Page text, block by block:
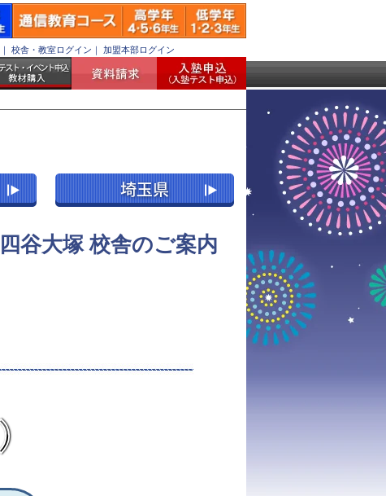
｜ 校舎・教室ログイン ｜ 加盟本部ログイン
四谷大塚 校舎のご案内